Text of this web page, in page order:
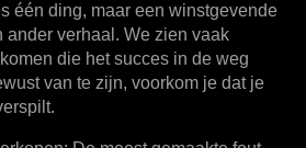
één ding, maar een winstgevende
ander verhaal. We zien vaak
die het succes in de weg
van te zijn, voorkom je dat je